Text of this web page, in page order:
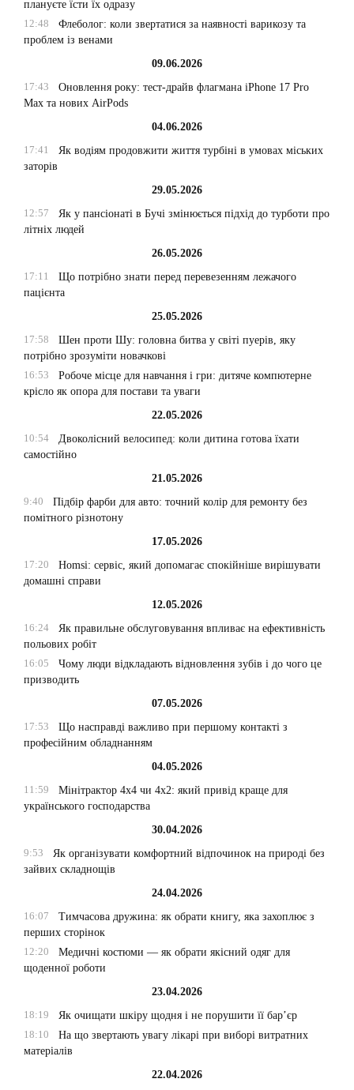
плануєте їсти їх одразу
12:48
Флеболог: коли звертатися за наявності варикозу та
проблем із венами
09.06.2026
17:43
Оновлення року: тест-драйв флагмана iPhone 17 Pro
Max та нових AirPods
04.06.2026
17:41
Як водіям продовжити життя турбіні в умовах міських
заторів
29.05.2026
12:57
Як у пансіонаті в Бучі змінюється підхід до турботи про
літніх людей
26.05.2026
17:11
Що потрібно знати перед перевезенням лежачого
пацієнта
25.05.2026
17:58
Шен проти Шу: головна битва у світі пуерів, яку
потрібно зрозуміти новачкові
16:53
Робоче місце для навчання і гри: дитяче компютерне
крісло як опора для постави та уваги
22.05.2026
10:54
Двоколісний велосипед: коли дитина готова їхати
самостійно
21.05.2026
9:40
Підбір фарби для авто: точний колір для ремонту без
помітного різнотону
17.05.2026
17:20
Homsi: сервіс, який допомагає спокійніше вирішувати
домашні справи
12.05.2026
16:24
Як правильне обслуговування впливає на ефективність
польових робіт
16:05
Чому люди відкладають відновлення зубів і до чого це
призводить
07.05.2026
17:53
Що насправді важливо при першому контакті з
професійним обладнанням
04.05.2026
11:59
Мінітрактор 4х4 чи 4х2: який привід краще для
українського господарства
30.04.2026
9:53
Як організувати комфортний відпочинок на природі без
зайвих складнощів
24.04.2026
16:07
Тимчасова дружина: як обрати книгу, яка захоплює з
перших сторінок
12:20
Медичні костюми — як обрати якісний одяг для
щоденної роботи
23.04.2026
18:19
Як очищати шкіру щодня і не порушити її бар’єр
18:10
На що звертають увагу лікарі при виборі витратних
матеріалів
22.04.2026